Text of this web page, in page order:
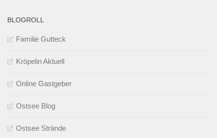
BLOGROLL
Familie Gutteck
Kröpelin Aktuell
Online Gastgeber
Ostsee Blog
Ostsee Strände